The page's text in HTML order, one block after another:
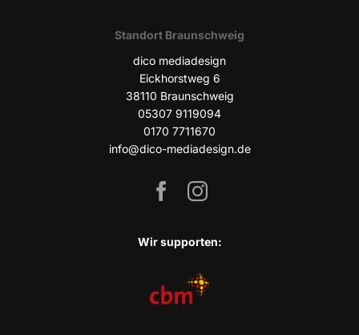
Stand­ort Braunschweig
dico media­de­sign
Eick­horst­weg 6
38110 Braun­schweig
05307 9119094
0170 7711670
info@dico-mediadesign.de
Wir sup­port­en: